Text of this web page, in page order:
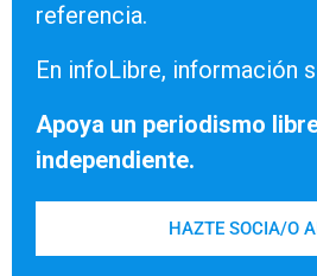
referencia.
En infoLibre, información
Apoya un periodismo
independiente.
HAZTE SOCIA/O